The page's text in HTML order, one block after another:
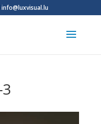
info@luxvisual.lu